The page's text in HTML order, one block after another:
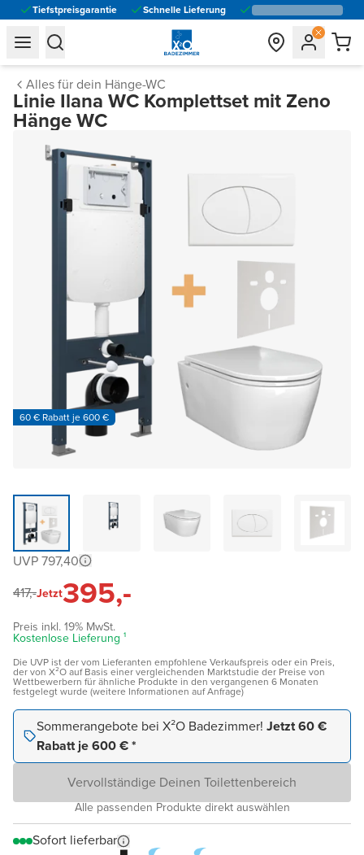
Tiefstpreisgarantie Schnelle Lieferung
general.navigation.toggle_menu.label
general.navigation.toggle_menu.label
Alles für dein Hänge-WC
Linie Ilana WC Komplettset mit Zeno
Hänge WC
60 € Rabatt je 600 €
UVP 797,40
417,-Jetzt395,-
Preis inkl. 19% MwSt.
Kostenlose Lieferung ¹
Die UVP ist der vom Lieferanten empfohlene Verkaufspreis oder ein Preis,
der von X²O auf Basis einer vergleichenden Marktstudie der Preise von
Wettbewerbern für ähnliche Produkte in den vergangenen 6 Monaten
festgelegt wurde (weitere Informationen auf Anfrage)
Sommerangebote bei X²O Badezimmer! Jetzt 60 €
Rabatt je 600 € *
Vervollständige Deinen Toilettenbereich
Alle passenden Produkte direkt auswählen
Sofort lieferbar